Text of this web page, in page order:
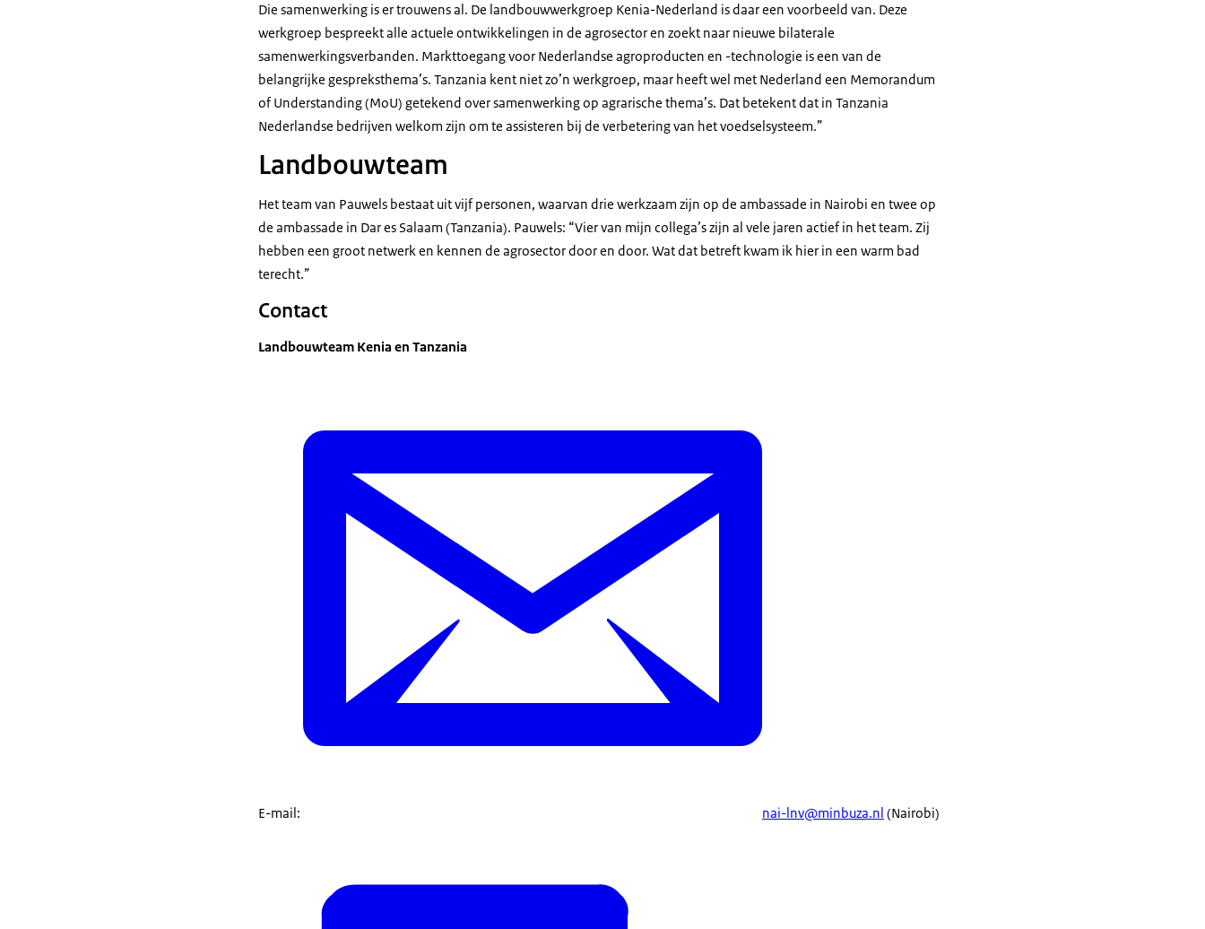
Die samenwerking is er trouwens al. De landbouwwerkgroep Kenia-Nederland is daar een voorbeeld van. Deze
werkgroep bespreekt alle actuele ontwikkelingen in de agrosector en zoekt naar nieuwe bilaterale
samenwerkingsverbanden. Markttoegang voor Nederlandse agroproducten en -technologie is een van de
belangrijke gespreksthema’s. Tanzania kent niet zo’n werkgroep, maar heeft wel met Nederland een Memorandum
of Understanding(MoU) getekend over samenwerking op agrarische thema’s. Dat betekent dat in Tanzania
Nederlandse bedrijven welkom zijn om te assisteren bij de verbetering van het voedselsysteem.”
Landbouwteam
Het team van Pauwels bestaat uit vijf personen, waarvan drie werkzaam zijn op de ambassade in Nairobi en twee op
de ambassade in Dar es Salaam (Tanzania). Pauwels: “Vier van mijn collega’s zijn al vele jaren actief in het team. Zij
hebben een groot netwerk en kennen de agrosector door en door. Wat dat betreft kwam ik hier in een warm bad
terecht.”
Contact
Landbouwteam Kenia en Tanzania
E-mail: nai-lnv@minbuza.nl (Nairobi)